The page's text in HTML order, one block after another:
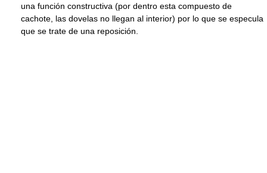
una función constructiva (por dentro esta compuesto de
cachote, las dovelas no llegan al interior) por lo que se especula
que se trate de una reposición.